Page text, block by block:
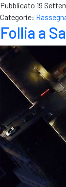
Pubblicato 19
Categorie:
Follia a